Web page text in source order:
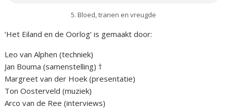
5. Bloed, tranen en vreugde
‘Het Eiland en de Oorlog’ is gemaakt door:
Leo van Alphen (techniek)
Jan Bouma (samenstelling) †
Margreet van der Hoek (presentatie)
Ton Oosterveld (muziek)
Arco van de Ree (interviews)